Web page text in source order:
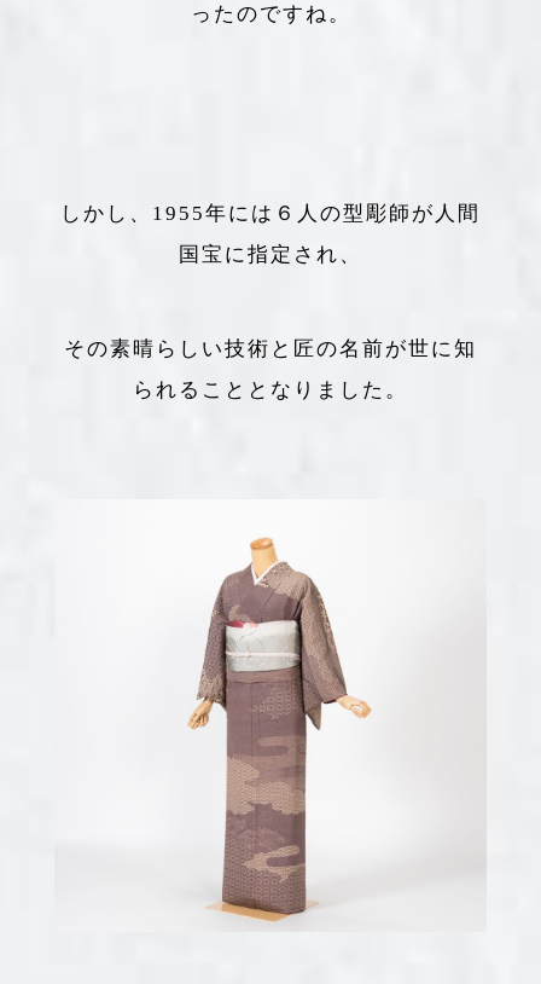
ったのですね。
しかし、1955年には６人の型彫師が人間
国宝に指定され、
その素晴らしい技術と匠の名前が世に知
られることとなりました。